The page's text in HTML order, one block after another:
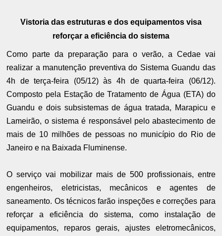
Vistoria das estruturas e dos equipamentos visa
reforçar a eficiência do sistema
Como parte da preparação para o verão, a Cedae vai
realizar a manutenção preventiva do Sistema Guandu das
4h de terça-feira (05/12) às 4h de quarta-feira (06/12).
Composto pela Estação de Tratamento de Água (ETA) do
Guandu e dois subsistemas de água tratada, Marapicu e
Lameirão, o sistema é responsável pelo abastecimento de
mais de 10 milhões de pessoas no município do Rio de
Janeiro e na Baixada Fluminense.
O serviço vai mobilizar mais de 500 profissionais, entre
engenheiros, eletricistas, mecânicos e agentes de
saneamento. Os técnicos farão inspeções e correções para
reforçar a eficiência do sistema, como instalação de
equipamentos, reparos gerais, ajustes eletromecânicos,